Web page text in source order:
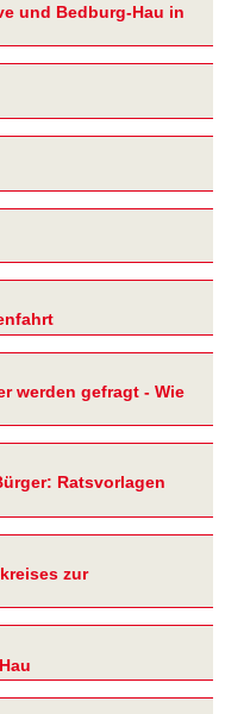
und Bedburg-Hau in
werden gefragt - Wie
Ratsvorlagen
zur